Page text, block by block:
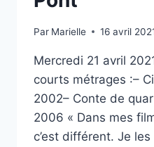
Par Marielle 16 avril
Mercredi 21 avril
courts métrages :–
2002– Conte de
2006 « Dans mes
c’est différent. Je les